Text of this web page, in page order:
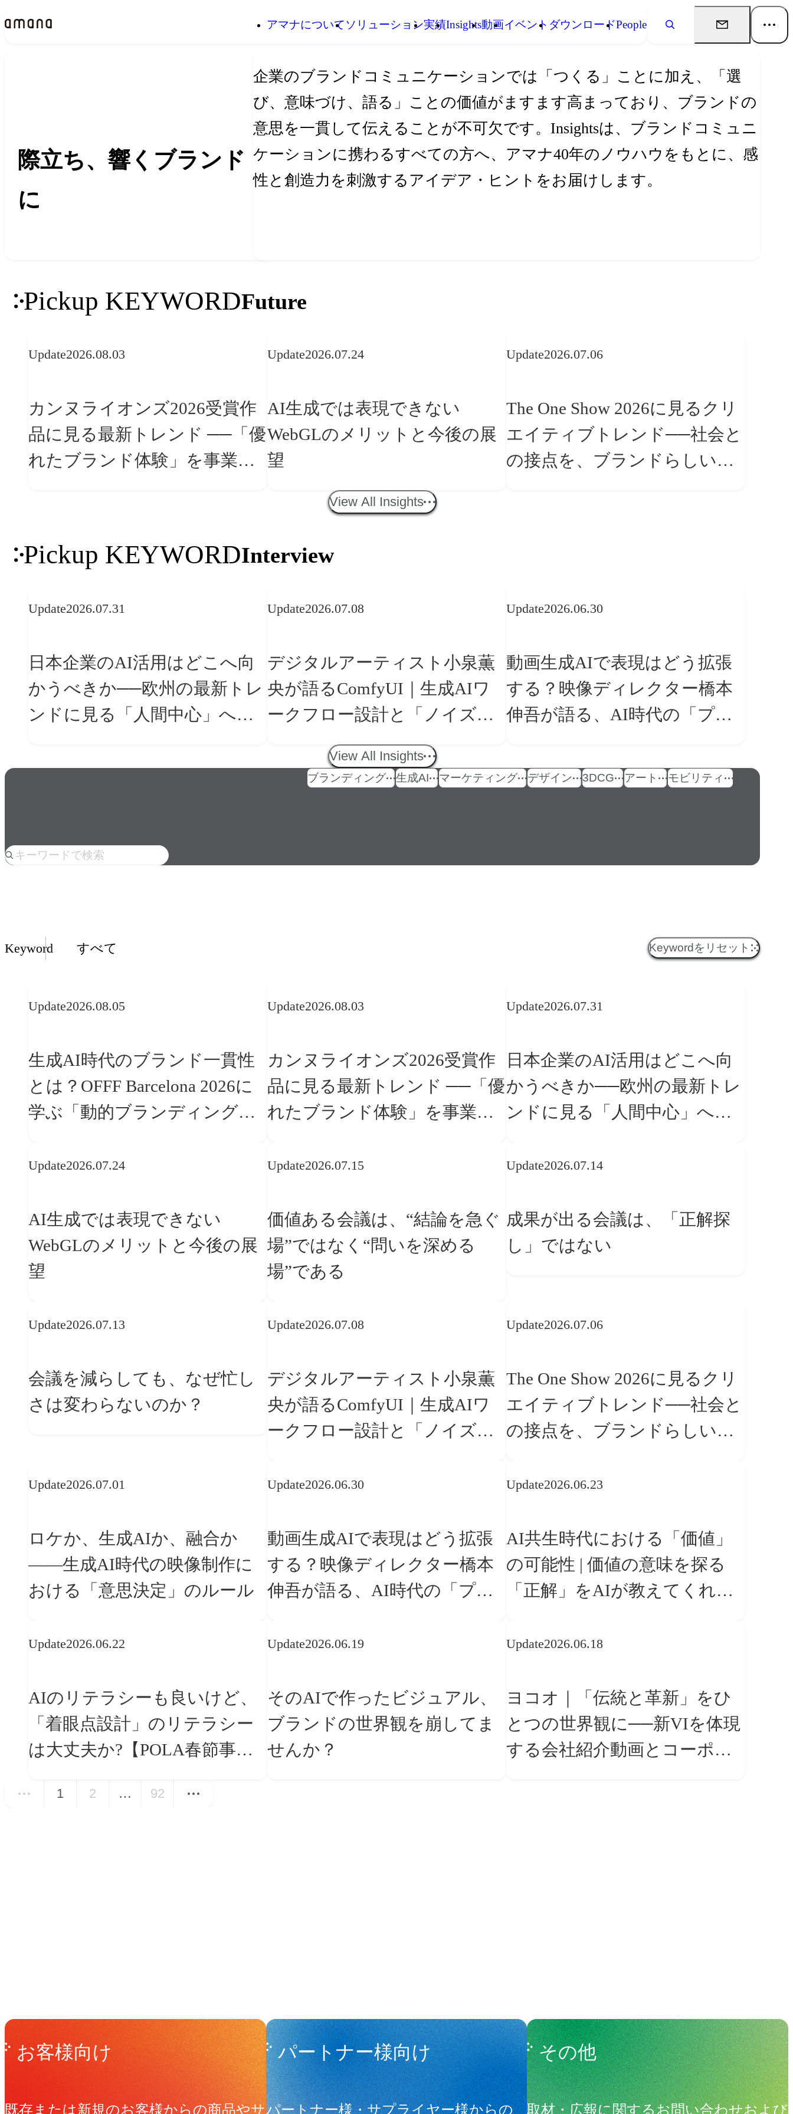
アマナについてソリューション実績Insights動画イベント ダウンロードPeople
Insights インサイト
際立ち、響くブランド
に
企業のブランドコミュニケーションでは「つくる」ことに加え、「選
び、意味づけ、語る」ことの価値がますます高まっており、ブランドの
意思を一貫して伝えることが不可欠です。Insightsは、ブランドコミュニ
ケーションに携わるすべての方へ、アマナ40年のノウハウをもとに、感
性と創造力を刺激するアイデア・ヒントをお届けします。
Pickup KEYWORDFuture
Update2026.08.03
カンヌライオンズ2026受賞作
品に見る最新トレンド ──「優
れたブランド体験」を事業と
Update2026.07.24
AI生成では表現できない
WebGLのメリットと今後の展
望
Update2026.07.06
The One Show 2026に見るクリ
エイティブトレンド──社会と
の接点を、ブランドらしい
View All Insights
Pickup KEYWORDInterview
Update2026.07.31
日本企業のAI活用はどこへ向
かうべきか──欧州の最新トレ
ンドに見る「人間中心」への
Update2026.07.08
デジタルアーティスト小泉薫
央が語るComfyUI｜生成AIワ
ークフロー設計と「ノイズと
美意識」
Update2026.06.30
動画生成AIで表現はどう拡張
する？映像ディレクター橋本
伸吾が語る、AI時代の「プロ
View All Insights
人気のkeyword
ブランディング 生成AI マーケティング デザイン 3DCG アート モビリティ
Insights一覧
Keyword すべて Keywordをリセット
Update2026.08.05
生成AI時代のブランド一貫性
とは？OFFF Barcelona 2026に
学ぶ「動的ブランディング」
Update2026.08.03
カンヌライオンズ2026受賞作
品に見る最新トレンド ──「優
れたブランド体験」を事業と
Update2026.07.31
日本企業のAI活用はどこへ向
かうべきか──欧州の最新トレ
ンドに見る「人間中心」への
Update2026.07.24
AI生成では表現できない
WebGLのメリットと今後の展
望
Update2026.07.15
価値ある会議は、“結論を急ぐ
場”ではなく“問いを深める
場”である
Update2026.07.14
成果が出る会議は、「正解探
し」ではない
Update2026.07.13
会議を減らしても、なぜ忙し
さは変わらないのか？
Update2026.07.08
デジタルアーティスト小泉薫
央が語るComfyUI｜生成AIワ
ークフロー設計と「ノイズと
Update2026.07.06
The One Show 2026に見るクリ
エイティブトレンド──社会と
の接点を、ブランドらしい
Update2026.07.01
ロケか、生成AIか、融合か
——生成AI時代の映像制作に
おける「意思決定」のルール
Update2026.06.30
動画生成AIで表現はどう拡張
する？映像ディレクター橋本
伸吾が語る、AI時代の「プロ
Update2026.06.23
AI共生時代における「価値」
の可能性 | 価値の意味を探る
「正解」をAIが教えてくれる
Update2026.06.22
AIのリテラシーも良いけど、
「着眼点設計」のリテラシー
は大丈夫か?【POLA春節事例
に学ぶプランニング思考】
Update2026.06.19
そのAIで作ったビジュアル、
ブランドの世界観を崩してま
せんか？
Update2026.06.18
ヨコオ｜「伝統と革新」をひ
とつの世界観に──新VIを体現
する会社紹介動画とコーポレ
1 2 … 92
Get in Touchお問い合わせ
お客様向け
既存または新規のお客様からの商品やサ
パートナー様向け
パートナー様・サプライヤー様からの
その他
取材・広報に関するお問い合わせおよび